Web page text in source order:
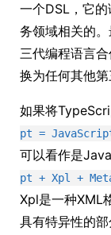
一个DSL，它
务领域相关的
三代编程语言
换为任何其他第
如果将
pt =
可以看作是
pt + Xpl +
Xpl是一种XML
具有特异性的